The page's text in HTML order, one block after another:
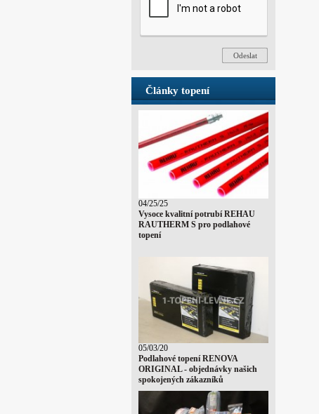
Články topení
04/25/25
Vysoce kvalitní potrubí REHAU
RAUTHERM S pro podlahové
topení
05/03/20
Podlahové topení RENOVA
ORIGINAL - objednávky našich
spokojených zákazníků